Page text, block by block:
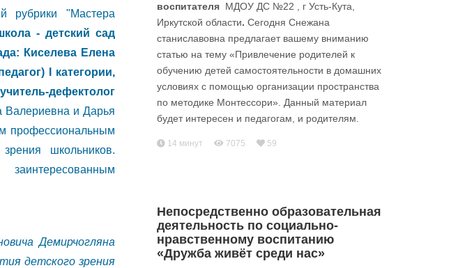
рубрики "Мастера
- детский сад
Киселева Елена
I категории,
дефектолог
и Дарья
профессиональным
школьников.
Демирчогляна
детского зрения
воспитателя МДОУ ДС №22 , г Усть-Кута,
Иркутской области. Сегодня Снежана
станиславовна предлагает вашему вниманию
статью на тему «Привлечение родителей к
обучению детей самостоятельности в домашних
условиях с помощью организации пространства
по методике Монтессори». Данный материал
будет интересен и педагогам, и родителям.
14 минут 7075 59
Непосредственно образовательная
деятельность по социально-
нравственному воспитанию
«Дружба живёт среди нас»